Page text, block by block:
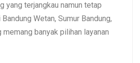
yang terjangkau namun tetap
Wetan, Sumur Bandung,
memang banyak pilihan layanan